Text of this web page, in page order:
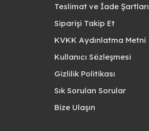
Teslimat ve İade Şartları
Siparişi Takip Et
KVKK Aydınlatma Metni
Kullanıcı Sözleşmesi
Gizlilik Politikası
Sık Sorulan Sorular
Bize Ulaşın